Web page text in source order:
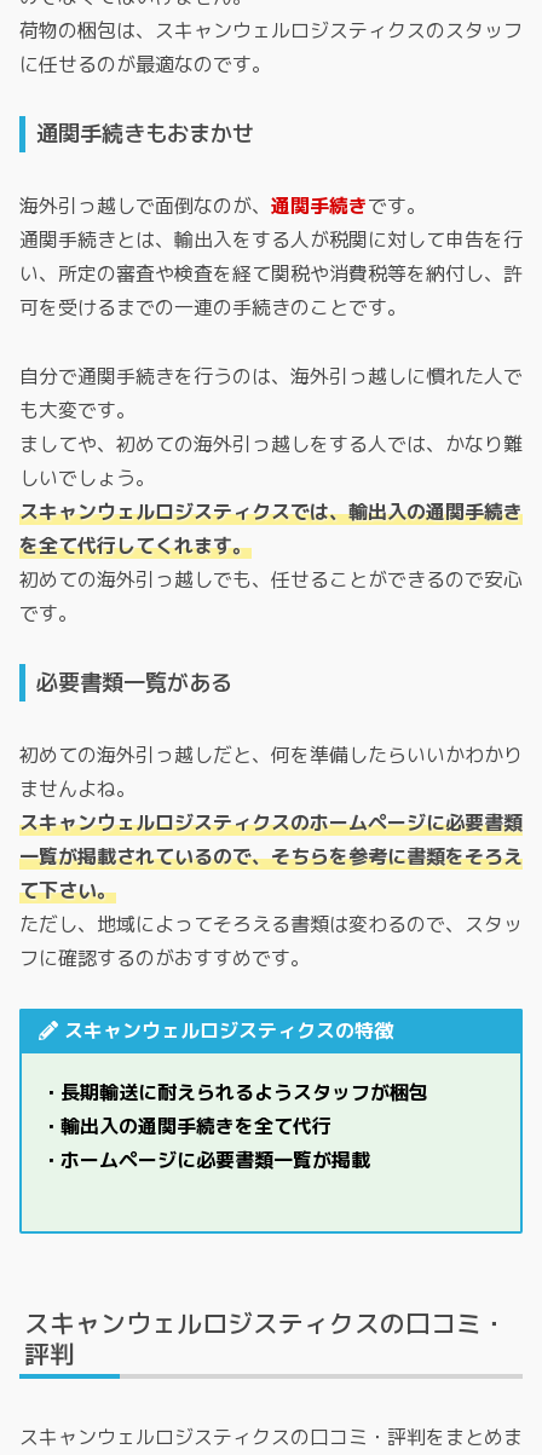
荷物の梱包は、スキャンウェルロジスティクスのスタッフ
に任せるのが最適なのです。
通関手続きもおまかせ
海外引っ越しで面倒なのが、 通関手続きです。
通関手続きとは、輸出入をする人が税関に対して申告を行
い、所定の審査や検査を経て関税や消費税等を納付し、許
可を受けるまでの一連の手続きのことです。
自分で通関手続きを行うのは、海外引っ越しに慣れた人で
も大変です。
ましてや、初めての海外引っ越しをする人では、かなり難
しいでしょう。
スキャンウェルロジスティクスでは、輸出入の通関手続き
を全て代行してくれます。
初めての海外引っ越しでも、任せることができるので安心
です。
必要書類一覧がある
初めての海外引っ越しだと、何を準備したらいいかわかり
ませんよね。
スキャンウェルロジスティクスのホームページに必要書類
一覧が掲載されているので、そちらを参考に書類をそろえ
て下さい。
ただし、地域によってそろえる書類は変わるので、スタッ
フに確認するのがおすすめです。
スキャンウェルロジスティクスの特徴
・長期輸送に耐えられるようスタッフが梱包
・輸出入の通関手続きを全て代行
・ホームページに必要書類一覧が掲載
スキャンウェルロジスティクスの口コミ・
評判
スキャンウェルロジスティクスの口コミ・評判をまとめま